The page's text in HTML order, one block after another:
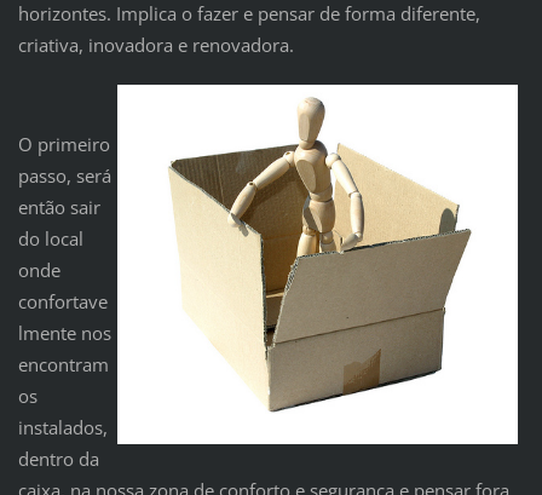
horizontes. Implica o fazer e pensar de forma diferente,
criativa, inovadora e renovadora.
O primeiro
passo, será
então sair
do local
onde
confortave
lmente nos
encontram
os
instalados,
dentro da